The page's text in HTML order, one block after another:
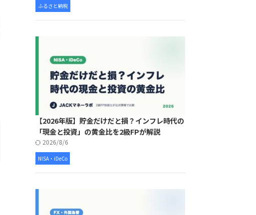
ふるさと納税
【2026年版】貯金だけだと損？インフレ時代の
「現金と投資」の黄金比を2級FPが解説
2026/8/6
NISA・iDeCo